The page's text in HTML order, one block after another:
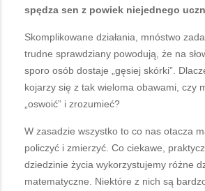
spędza sen z powiek niejednego
Skomplikowane działania, mnóstwo
trudne sprawdziany powodują, że na
sporo osób dostaje „gęsiej skórki”.
kojarzy się z tak wieloma obawami, czy
„oswoić” i zrozumieć?
W zasadzie wszystko to co nas otacza
policzyć i zmierzyć. Co ciekawe,
dziedzinie życia wykorzystujemy różne
matematyczne. Niektóre z nich są